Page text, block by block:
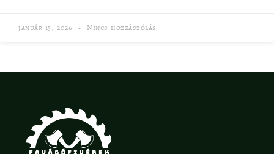
január 15, 2026 Nincs hozzászólás